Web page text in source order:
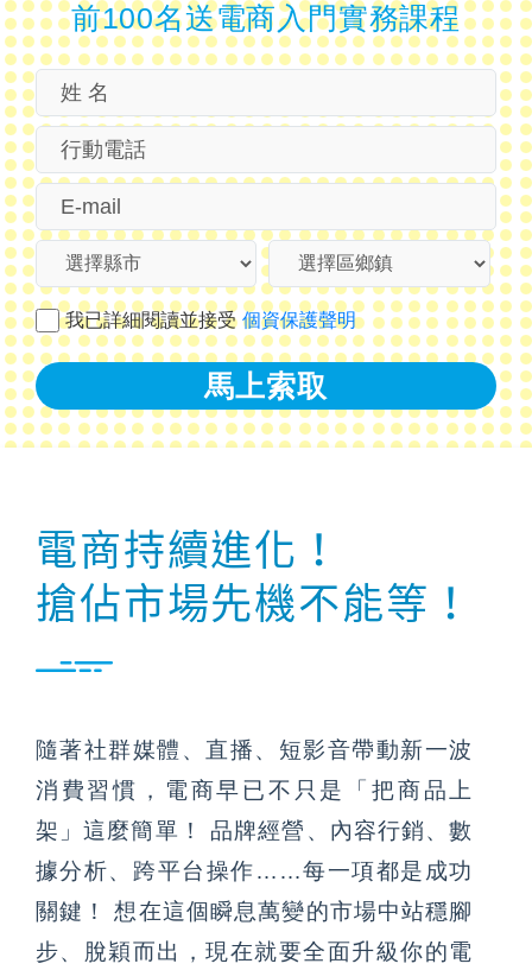
前100名送電商入門實務課程
我已詳細閱讀並接受 個資保護聲明
馬上索取
電商持續進化！
搶佔市場先機不能等！
隨著社群媒體、直播、短影音帶動新一波
消費習慣，電商早已不只是「把商品上
架」這麼簡單！ 品牌經營、內容行銷、數
據分析、跨平台操作……每一項都是成功
關鍵！ 想在這個瞬息萬變的市場中站穩腳
步、脫穎而出，現在就要全面升級你的電